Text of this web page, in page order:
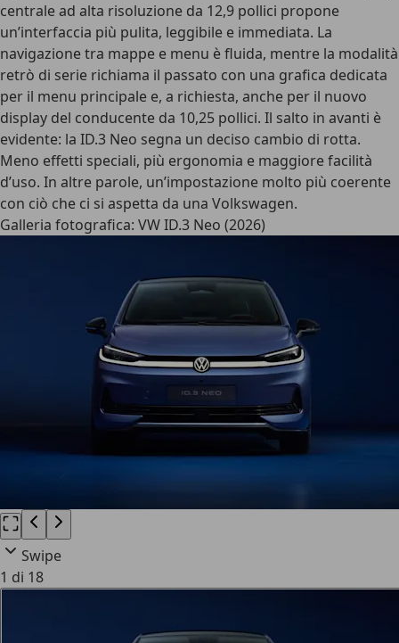
centrale ad alta risoluzione da 12,9 pollici propone
un’interfaccia più pulita, leggibile e immediata. La
navigazione tra mappe e menu è fluida, mentre la modalità
retrò di serie richiama il passato con una grafica dedicata
per il menu principale e, a richiesta, anche per il nuovo
display del conducente da 10,25 pollici. Il salto in avanti è
evidente: la ID.3 Neo segna un deciso cambio di rotta.
Meno effetti speciali, più ergonomia e maggiore facilità
d’uso. In altre parole, un’impostazione molto più coerente
con ciò che ci si aspetta da una Volkswagen.
Galleria fotografica: VW ID.3 Neo (2026)
Swipe
1 di 18